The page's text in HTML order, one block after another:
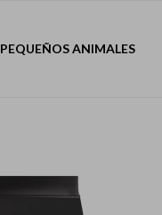
PEQUEÑOS ANIMALES